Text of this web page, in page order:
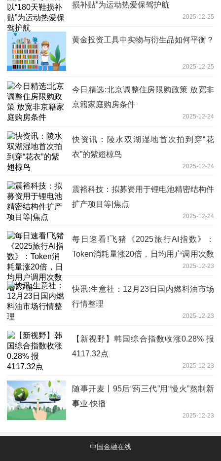
损补贴”为运动热爱保驾护航
2025-12-25
黄金投资工具中实物与衍生品如何平衡？
2025-12-25
今日精选:北京调整住房限购政策 放宽非
京籍家庭购房条件
2025-12-24
快资讯：陵水双湖湿地首次拍到穿“花
衣”的紫翅椋鸟
2025-12-24
震裕科技：拟募资用于锂电池精密结构件
扩产项目等|焦点
2025-12-24
每日速看!飞猪《2025旅行AI指数》：
Token消耗量涨20倍，日均用户调用次数
2025-12-23
快讯:生意社：12月23日国内燃料油市场
行情整理
2025-12-23
【新视野】韩国综合指数收涨0.28% 报
4117.32点
2025-12-23
随事开麦丨95后“药三代”用“慢火”熬制新
事业-快播
2025-12-23
中国金融在线